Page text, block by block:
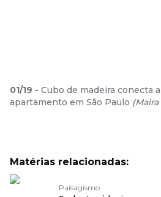
01/19 - Cubo de madeira conecta
apartamento em São Paulo (Maira
Matérias relacionadas:
Paisagismo